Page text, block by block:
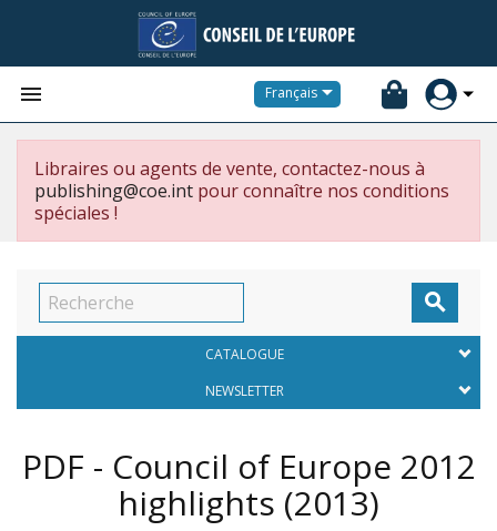
 Français
Libraires ou agents de vente, contactez-nous à
publishing@coe.int pour connaître nos conditions
spéciales !

CATALOGUE
NEWSLETTER
PDF - Council of Europe 2012
highlights (2013)